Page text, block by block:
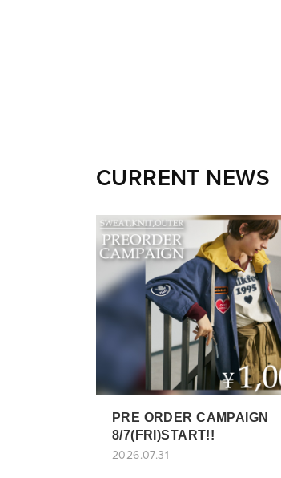
CURRENT NEWS
PRE ORDER CAMPAIGN
8/7(FRI)START!!
2026.07.31